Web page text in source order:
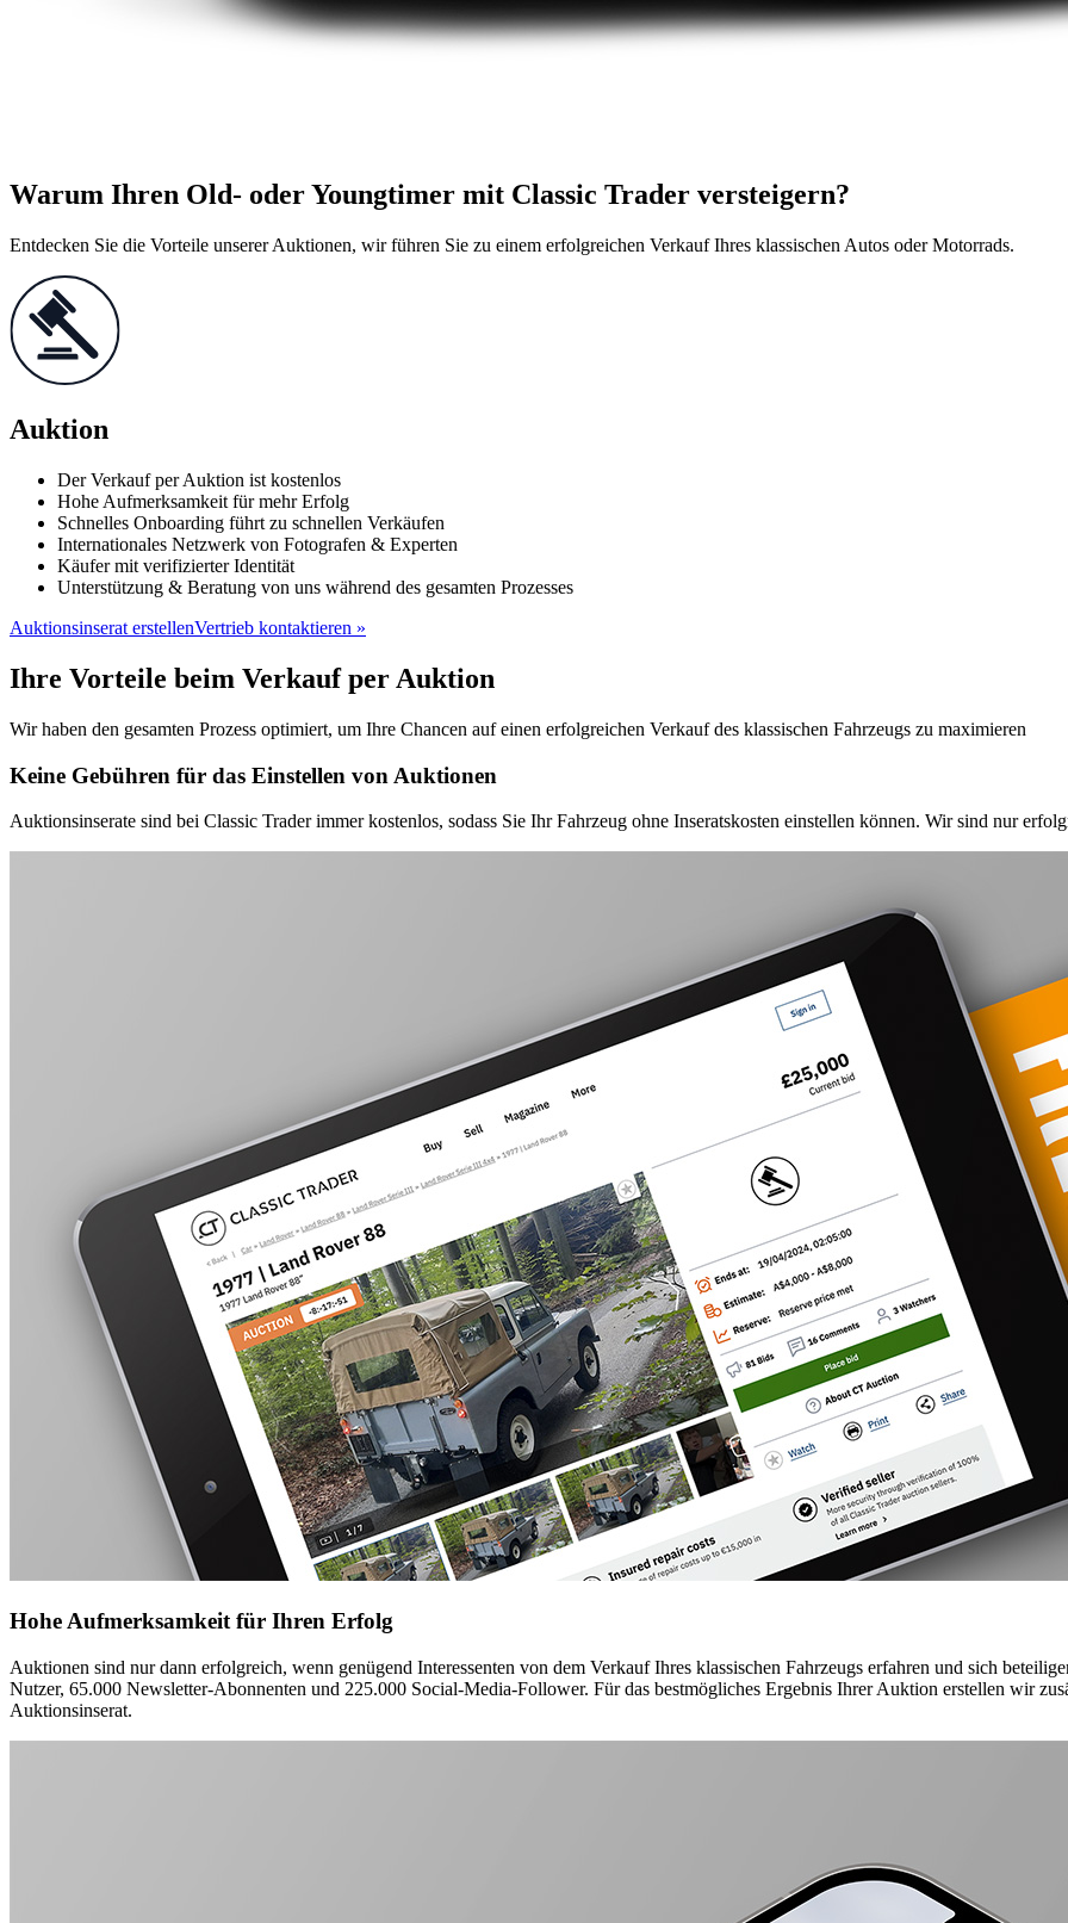
Warum Ihren Old- oder Youngtimer mit Classic Trader versteigern?
Entdecken Sie die Vorteile unserer Auktionen, wir führen Sie zu einem erfolgreichen Verkauf Ihres klassischen Autos oder Motorrads.
Auktion
Der Verkauf per Auktion ist kostenlos
Hohe Aufmerksamkeit für mehr Erfolg
Schnelles Onboarding führt zu schnellen Verkäufen
Internationales Netzwerk von Fotografen & Experten
Käufer mit verifizierter Identität
Unterstützung & Beratung von uns während des gesamten Prozesses
Auktionsinserat erstellenVertrieb kontaktieren »
Ihre Vorteile beim Verkauf per Auktion
Wir haben den gesamten Prozess optimiert, um Ihre Chancen auf einen erfolgreichen Verkauf des klassischen Fahrzeugs zu maximieren
Keine Gebühren für das Einstellen von Auktionen
Auktionsinserate sind bei Classic Trader immer kostenlos, sodass Sie Ihr Fahrzeug ohne Inseratskosten einstellen können. Wir sind nur
Hohe Aufmerksamkeit für Ihren Erfolg
Auktionen sind nur dann erfolgreich, wenn genügend Interessenten von dem Verkauf Ihres klassischen Fahrzeugs erfahren und sich
Nutzer, 65.000 Newsletter-Abonnenten und 225.000 Social-Media-Follower. Für das bestmögliches Ergebnis Ihrer Auktion erstellen wir
Auktionsinserat.